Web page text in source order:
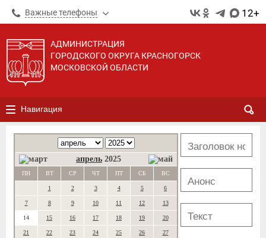
Важные телефоны 12+
АДМИНИСТРАЦИЯ
ГОРОДСКОГО ОКРУГА КРАСНОГОРСК
МОСКОВСКОЙ ОБЛАСТИ
Навигация
апрель 2025
ПН ВТ СР ЧТ ПТ СБ ВС
1 2 3 4 5 6
7 8 9 10 11 12 13
14 15 16 17 18 19 20
21 22 23 24 25 26 27